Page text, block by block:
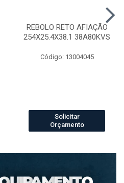
REBOLO RETO AFIAÇÃO
254X25.4X38.1 38A80KVS
Código: 13004045
Solicitar
Orçamento